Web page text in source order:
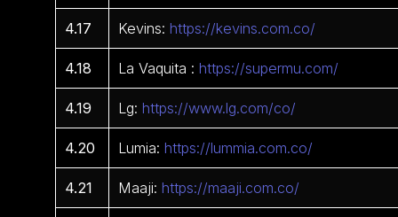
4.17 Kevins:https://kevins.com.co/
4.18 La Vaquita :https://supermu.com/
4.19 Lg:https://www.lg.com/co/
4.20 Lumia:https://lummia.com.co/
4.21 Maaji:https://maaji.com.co/